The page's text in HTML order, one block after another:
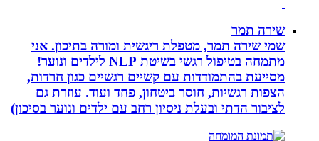
שירה תמר
שמי שירה תמר, מטפלת ריגשית ומורה בתיכון. אני
מתמחה בטיפול רגשי בשיטת NLP לילדים ונוער!
מסייעת בהתמודדות עם קשיים רגשיים כגון חרדות,
הצפות רגשיות, חוסר ביטחון, פחד ועוד. עוזרת גם
לציבור הדתי ובעלת ניסיון רחב עם ילדים ונוער בסיכון)